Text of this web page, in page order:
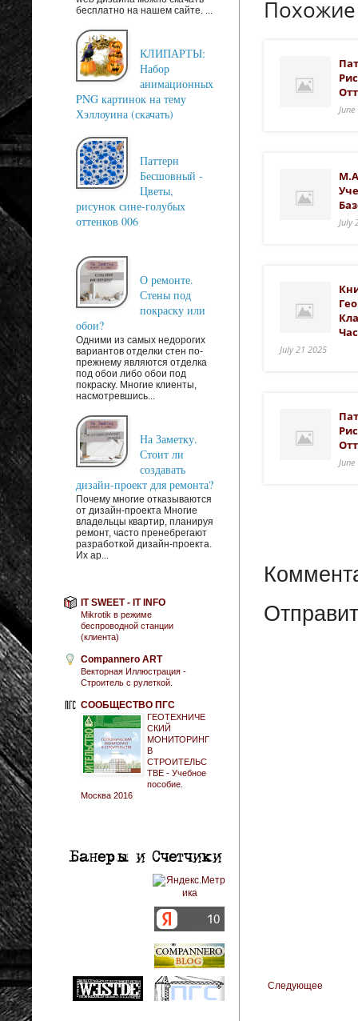
July
July 21 2025
Следующее
бесплатно на нашем сайте. ...
КЛИПАРТЫ:
Набор
анимационных
PNG картинок на тему
Хэллоуина (скачать)
Паттерн
Бесшовный -
Цветы,
рисунок сине-голубых
оттенков 006
О ремонте.
Стены под
покраску или
обои?
Одними из самых недорогих
вариантов отделки стен по-
прежнему являются отделка
под обои либо обои под
покраску. Многие клиенты,
насмотревшись...
На Заметку.
Стоит ли
создавать
дизайн-проект для ремонта?
Почему многие отказываются
от дизайн-проекта Многие
владельцы квартир, планируя
ремонт, часто пренебрегают
разработкой дизайн-проекта.
Их ар...
IT SWEET - IT INFO
Mikrotik в режиме
беспроводной станции
(клиента)
Compannero ART
Векторная Иллюстрация -
Строитель с рулеткой.
СООБЩЕСТВО ПГС
ГЕОТЕХНИЧЕ
СКИЙ
МОНИТОРИНГ
В
СТРОИТЕЛЬС
ТВЕ - Учебное
пособие.
Москва 2016